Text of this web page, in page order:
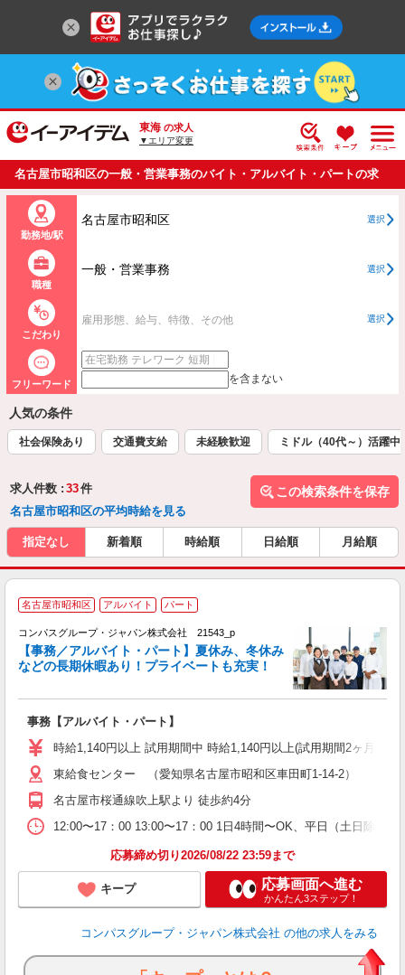
東海 の求人
▼エリア変更
名古屋市昭和区の一般・営業事務のバイト・アルバイト・パートの求
人情報一覧
勤務地/駅
名古屋市昭和区 選択
職種
一般・営業事務 選択
こだわり
雇用形態、給与、特徴、その他 選択
フリーワード を含まない
人気の条件
社会保険あり 交通費支給 未経験歓迎 ミドル（40代～）活躍中
求人件数 : 33件
名古屋市昭和区の平均時給を見る
この検索条件を保存
指定なし 新着順 時給順 日給順 月給順
名古屋市昭和区 アルバイト パート
コンパスグループ・ジャパン株式会社 21543_p
【事務／アルバイト・パート】夏休み、冬休み
などの長期休暇あり！プライベートも充実！
事務【アルバイト・パート】
時給1,140円以上 試用期間中 時給1,140円以上(試用期間2ヶ月) 残
東給食センター （愛知県名古屋市昭和区車田町1-14-2）
名古屋市桜通線吹上駅より 徒歩約4分
12:00〜17：00 13:00〜17：00 1日4時間〜OK、平日（土日除く
応募締め切り2026/08/22 23:59まで
キープ 応募画面へ進む
かんたん3ステップ！
コンパスグループ・ジャパン株式会社 の他の求人をみる